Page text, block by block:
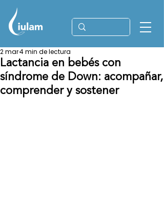
Lactancia en bebés con
síndrome de Down: acompañar,
comprender y sostener
2 mar4 min de lectura